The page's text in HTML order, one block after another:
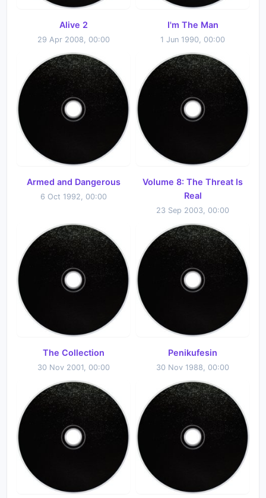
Alive 2
29 Apr 2008, 00:00
I'm The Man
1 Jun 1990, 00:00
Armed and Dangerous
6 Oct 1992, 00:00
Volume 8: The Threat Is
Real
23 Sep 2003, 00:00
The Collection
30 Nov 2001, 00:00
Penikufesin
30 Nov 1988, 00:00